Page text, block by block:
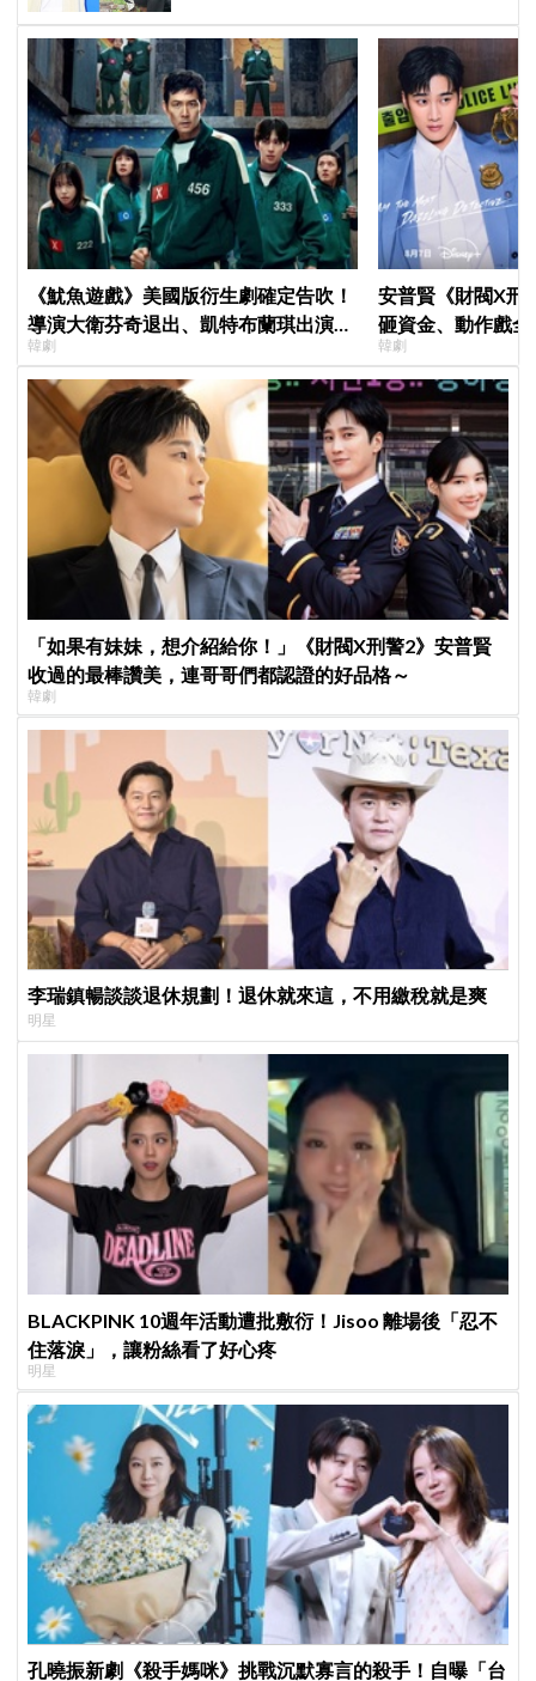
《魷魚遊戲》美國版衍生劇確定告吹！
導演大衛芬奇退出、凱特布蘭琪出演傳
聞也破局
韓劇
安普賢《財閥X刑
砸資金、動作戲
超越第一季
韓劇
「如果有妹妹，想介紹給你！」《財閥X刑警2》安普賢
收過的最棒讚美，連哥哥們都認證的好品格～
韓劇
李瑞鎮暢談談退休規劃！退休就來這，不用繳稅就是爽
明星
BLACKPINK 10週年活動遭批敷衍！Jisoo 離場後「忍不
住落淚」，讓粉絲看了好心疼
明星
孔曉振新劇《殺手媽咪》挑戰沉默寡言的殺手！自曝「台